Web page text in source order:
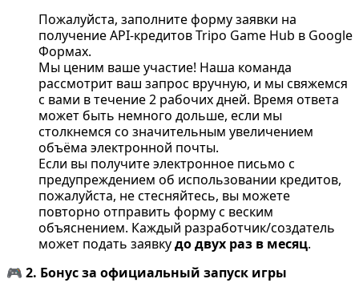
Пожалуйста, заполнитеформу заявки на
получение API-кредитов Tripo Game Hub в Google
Формах.
Мы ценим ваше участие! Наша команда
рассмотрит ваш запрос вручную, и мы свяжемся
с вами в течение 2 рабочих дней. Время ответа
может быть немного дольше, если мы
столкнемся со значительным увеличением
объёма электронной почты.
Если вы получите электронное письмо с
предупреждением об использовании кредитов,
пожалуйста, не стесняйтесь, вы можете
повторно отправить форму с веским
объяснением. Каждый разработчик/создатель
может подать заявкудо двух раз в месяц.
🎮 2. Бонус за официальный запуск игры